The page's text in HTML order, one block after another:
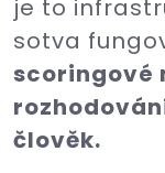
je to
sotva
scoringové
člověk.